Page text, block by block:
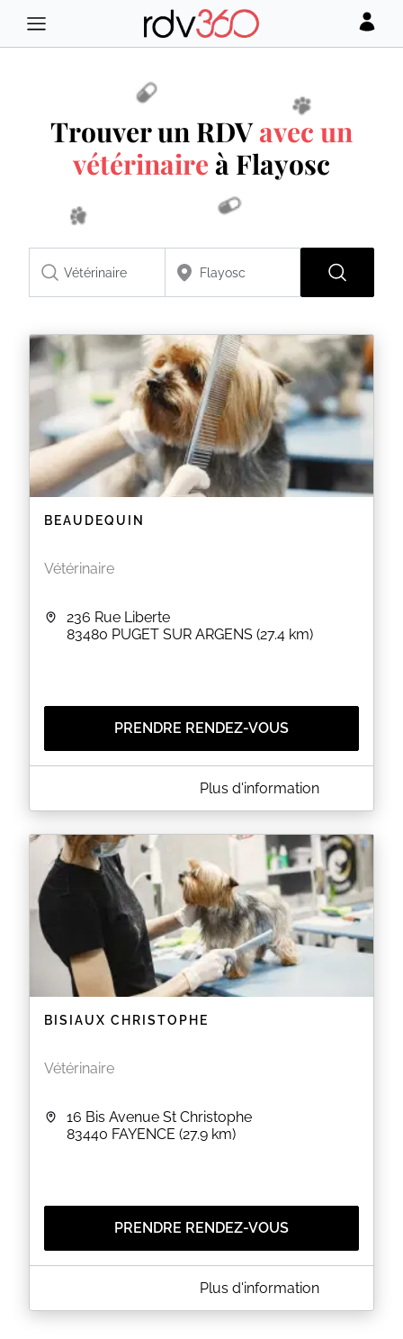
Trouver un RDVavec un
vétérinaire à Flayosc
BEAUDEQUIN
Vétérinaire
236 Rue Liberte
83480 PUGET SUR ARGENS (27.4 km)
PRENDRE RENDEZ-VOUS
A PROPOS DE BEAUDEQUIN
La clinique vétérinaire vous accueille au 236 Rue
prendre rendez-vous.
EN SAVOIR PLUS
Plus d'information
BISIAUX CHRISTOPHE
Vétérinaire
16 Bis Avenue St Christophe
83440 FAYENCE (27.9 km)
PRENDRE RENDEZ-VOUS
A PROPOS DE BISIAUX CHRISTOPHE
La clinique vétérinaire vous accueille au 16 Bis
Plus d'information